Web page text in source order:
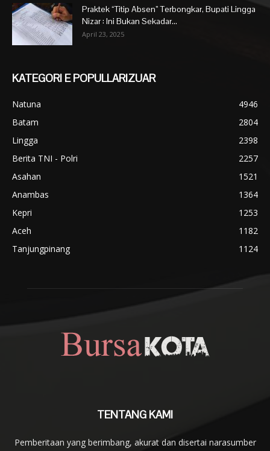
Praktek “Titip Absen” Terbongkar, Bupati Lingga
Nizar : Ini Bukan Sekadar...
April 23, 2025
KATEGORI E POPULLARIZUAR
Natuna
4946
Batam
2804
Lingga
2398
Berita TNI - Polri
2257
Asahan
1521
Anambas
1364
Kepri
1253
Aceh
1182
Tanjungpinang
1124
TENTANG KAMI
Pemberitaan yang berimbang, akurat dan disertai narasumber